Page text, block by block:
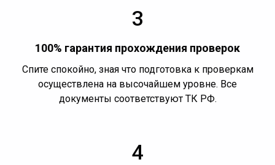
3
100% гарантия прохождения проверок
Спите спокойно, зная что подготовка к проверкам
осуществлена на высочайшем уровне. Все
документы соответствуют ТК РФ.
4